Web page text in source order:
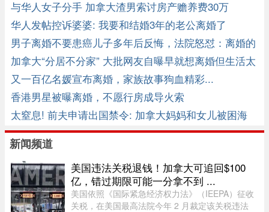
与华人女子分手 加拿大渣男索讨房产赡养费30万
华人发帖控诉婆婆: 我要和结婚3年的老公离婚了
男子离婚不要患癌儿子多年后反悔，法院怒怼：离婚的
时候想啥呢？ ...
加拿大“分居不分家” 大批网友自曝早就想离婚但生活太
贵
又一百亿名媛宣布离婚，家族故事狗血精彩...
香港男星被曝离婚，不愿行房成导火索
太窒息! 前夫申请出国禁令: 加拿大妈妈和女儿被困海
外!
新闻频道
美国违法关税退钱！加拿大可追回$100
亿，错过期限可能一分拿不到 ...
美国依照《国际紧急经济权力法》（IEEPA）征收
关税，在美国最高法院今年 2 月裁定该关税违法